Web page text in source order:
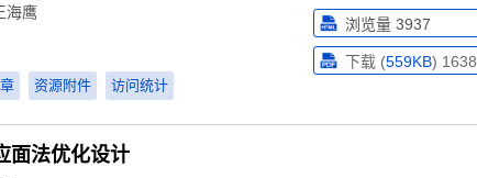
海鹰
资源附件 访问统计
浏览量 3937
下载 (559KB) 1638
面法优化设计